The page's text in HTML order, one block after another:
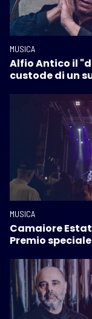
MUSICA
Alfio Antico il
custode di un
MUSICA
Camaiore
Premio